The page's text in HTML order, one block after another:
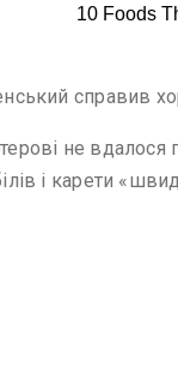
справив
не
і карети